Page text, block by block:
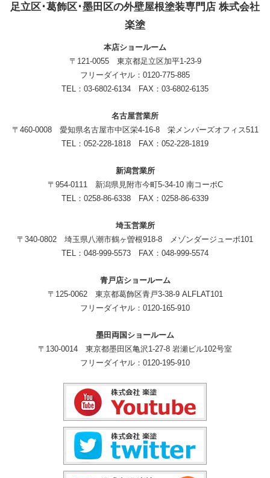
足立区･葛飾区･墨田区の外壁屋根塗装専門店 株式会社
楽塗
本店ショールーム
〒121-0055 東京都足立区加平1-23-9
フリーダイヤル：0120-775-885
TEL：03-6802-6134 FAX：03-6802-6135
名古屋営業所
〒460-0008 愛知県名古屋市中区栄4-16-8 栄メンバーズオフィス511
TEL：052-228-1818 FAX：052-228-1819
新潟営業所
〒954-0111 新潟県見附市今町5-34-10 南コーポC
TEL：0258-86-6338 FAX：0258-86-6339
埼玉営業所
〒340-0802 埼玉県八潮市鶴ヶ曽根918-8 メゾンダージューボ101
TEL：048-999-5573 FAX：048-999-5574
青戸店ショールーム
〒125-0062 東京都葛飾区青戸3-38-9 ALFLAT101
フリーダイヤル：0120-165-910
墨田両国ショールーム
〒130-0014 東京都墨田区亀沢1-27-8 岩瀬ビル102号室
フリーダイヤル：0120-195-910